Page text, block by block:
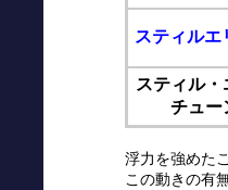
スティルエ
スティル・
チュー
浮力を強めた
この動きの有